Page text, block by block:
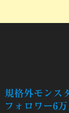
規格外モンス
フォロワー6